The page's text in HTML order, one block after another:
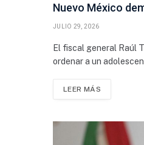
Nuevo México
JULIO 29, 2026
El fiscal general Raúl
ordenar a un
LEER MÁS